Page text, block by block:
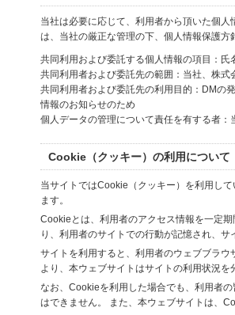
当社は必要に応じて、利用者から頂いた個
は、当社の厳正な管理の下、個人情報保護方
共同利用および委託する個人情報の項目：
共同利用者および委託先の範囲：当社、株式
共同利用者および委託先の利用目的：DMの
情報のお知らせのため
個人データの管理について責任を有する者：
Cookie（クッキー）の利用について
当サイトではCookie（クッキー）を利用し
ます。
Cookieとは、利用者のアクセス情報を一定
り、利用者のサイトでの行動が記憶され、サ
サイトを利用すると、利用者のウェブブラ
より、本ウェブサイトはサイトの利用状況を
なお、Cookieを利用した場合でも、利用者
はできません。 また、本ウェブサイトは、